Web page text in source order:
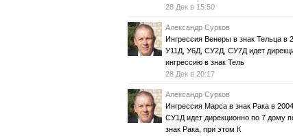
28 Дек в 15:50
Александр Сурков
Ингрессия Венеры в знак Тельца
У11Д, У6Д, СУ2Д, СУ7Д идет
ингрессию в знак Тель
28 Дек в 20:17
Александр Сурков
Ингрессия Марса в знак Рака в
СУ1Д идет дирекционно по 7 дому
знак Рака, при этом К